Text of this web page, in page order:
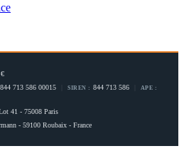
844 713 586 00015 SIREN : 844 713 586 APE :
41 - 75008 Paris
- 59100 Roubaix - France